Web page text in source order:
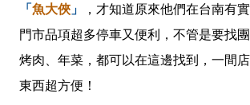
「魚大俠 」
，才知道原來他們在台南有
門市品項超多停車又便利，不管是要找
烤肉、年菜，都可以在這邊找到，一間
東西超方便！